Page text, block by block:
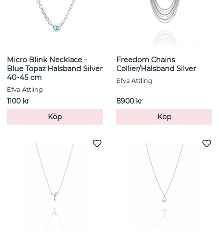
Micro Blink Necklace -
Blue Topaz Halsband Silver
40-45 cm
Efva Attling
1100 kr
Köp
Freedom Chains
Collier/Halsband Silver
Efva Attling
8900 kr
Köp